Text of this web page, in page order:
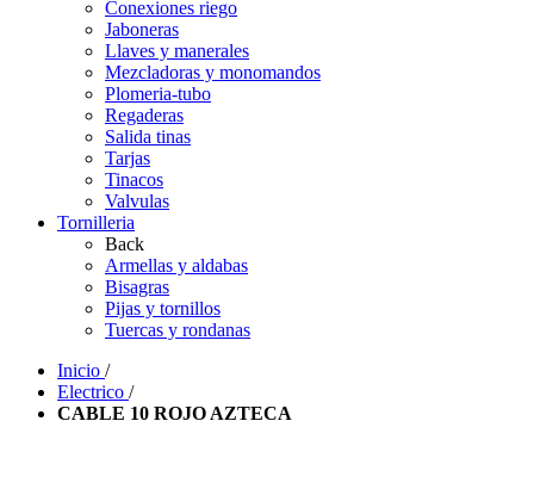
Conexiones riego
Jaboneras
Llaves y manerales
Mezcladoras y monomandos
Plomeria-tubo
Regaderas
Salida tinas
Tarjas
Tinacos
Valvulas
Tornilleria
Back
Armellas y aldabas
Bisagras
Pijas y tornillos
Tuercas y rondanas
Inicio /
Electrico /
CABLE 10 ROJO AZTECA